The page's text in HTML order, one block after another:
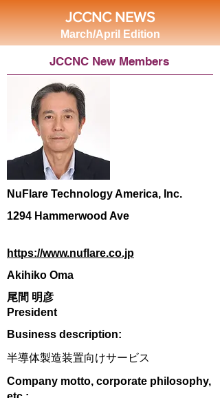
JCCNC NEWS
March/April Edition
JCCNC New Members
NuFlare Technology America, Inc.
1294 Hammerwood Ave
https://www.nuflare.co.jp
Akihiko Oma
尾間 明彦
President
​Business description:
半導体製造装置向けサービス
​Company motto, corporate philosophy,